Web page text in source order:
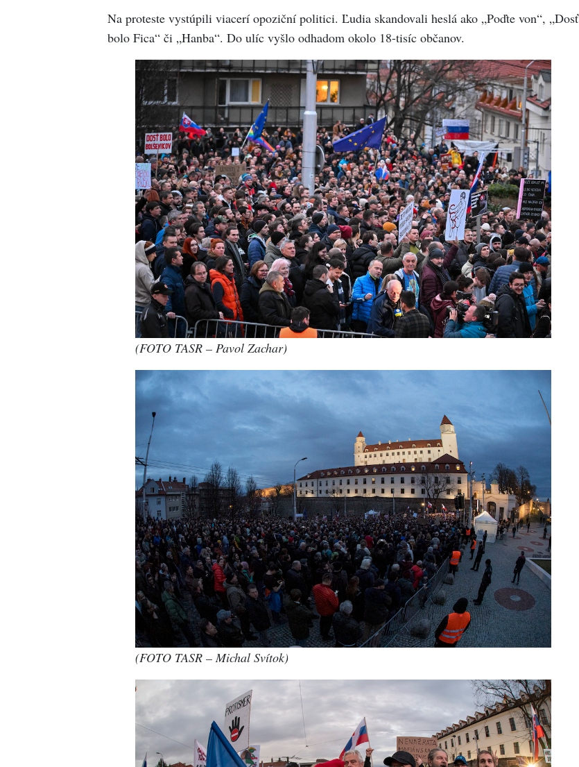
Na proteste vystúpili viacerí opoziční politici. Ľudia skandovali heslá ako „Poďte von“, „Dosť
bolo Fica“ či „Hanba“. Do ulíc vyšlo odhadom okolo 18-tisíc občanov.
(FOTO TASR – Pavol Zachar)
(FOTO TASR – Michal Svítok)